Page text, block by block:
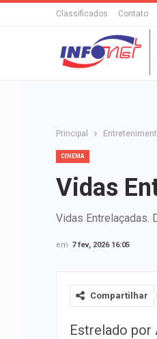
Classificados Contato
Principal
CINEMA
Vidas
Vidas Entrelaçadas.
em 7 fev, 2026 16:05
Compartilhar
Estrelado por